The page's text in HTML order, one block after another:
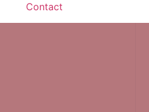
Contact